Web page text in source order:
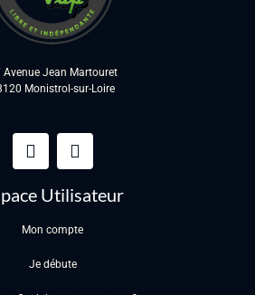
Avenue Jean Martouret
Monistrol-sur-Loire
Utilisateur
Mon compte
Je débute